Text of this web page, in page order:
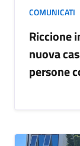
COMUNICATI
Riccione
nuova
persone